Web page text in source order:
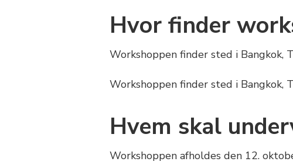
Hvor finder
Workshoppen finder sted i Bangkok,
Workshoppen finder sted i Bangkok,
Hvem skal
Workshoppen afholdes den 12.